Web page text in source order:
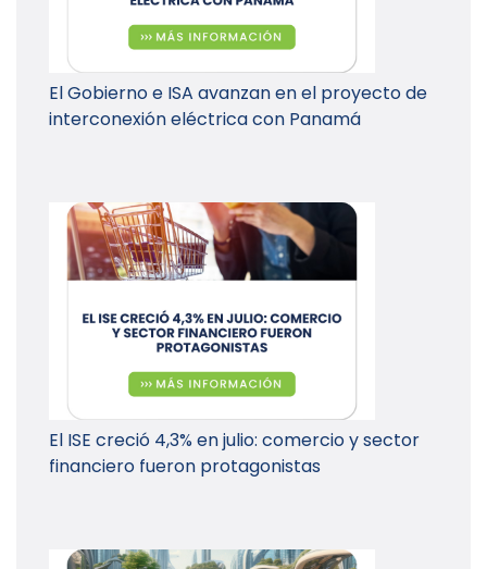
El Gobierno e ISA avanzan en el proyecto de
interconexión eléctrica con Panamá
El ISE creció 4,3% en julio: comercio y sector
financiero fueron protagonistas